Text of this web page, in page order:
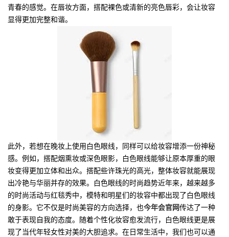
青春的感觉。在唇妆方面，搭配裸色或清新的亮色唇彩，会让妆容
显得更加完整和谐。
此外，若想在晚妆上使用白色眼线，同样可以给妆容增添一份神秘
感。例如，搭配烟熏妆或深色眼影，白色眼线能够让原本厚重的眼
妆变得更加立体和出众。搭配些许珠光的高光，整体妆容就能展现
出冷艳与华丽并存的效果。白色眼线的时尚趋势近年来，越来越多
的时尚活动与红毯秀中，模特和明星们的妆容中都出现了白色眼线
的身影。它不仅是时尚美容的方向选择，也今年会官网传达了一种
敢于表现自我的态度。随着个性化妆容愈发流行，白色眼线更是展
现了当代年轻女性对美的大胆追求。在日常生活中，我们也可以通